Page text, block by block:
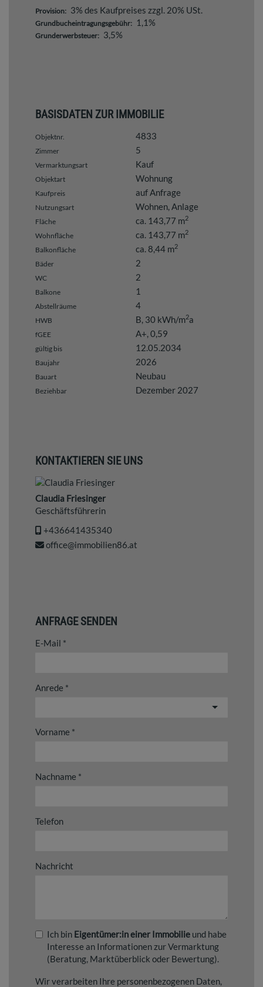
Provision: 3% des Kaufpreises zzgl. 20% USt.
Grundbucheintragungsgebühr: 1,1%
Grunderwerbsteuer: 3,5%
BASISDATEN ZUR IMMOBILIE
Objektnr. 4833
Zimmer 5
Vermarktungsart Kauf
Objektart Wohnung
Kaufpreis auf Anfrage
Nutzungsart Wohnen Anlage
Fläche ca. 143,77 m2
Wohnfläche ca. 143,77 m2
Balkonfläche ca. 8,44 m2
Bäder 2
WC 2
Balkone 1
Abstellräume 4
HWB B, 30 kWh/m2a
fGEE A+, 0,59
gültig bis 12.05.2034
Baujahr 2026
Bauart Neubau
Beziehbar Dezember 2027
KONTAKTIEREN SIE UNS
Claudia Friesinger
Geschäftsführerin
+436641435340
office@immobilien86.at
ANFRAGE SENDEN
E-Mail
Anrede
Vorname
Nachname
Telefon
Nachricht
Ich bin Eigentümer:in einer Immobilie und habe
Interesse an Informationen zur Vermarktung
(Beratung, Marktüberblick oder Bewertung).
Wir verarbeiten Ihre personenbezogenen Daten,